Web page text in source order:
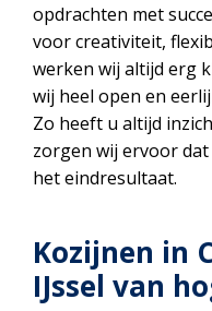
opdrachten met
voor creativiteit,
werken wij altijd erg
wij heel open en
Zo heeft u altijd
zorgen wij ervoor
het eindresultaat.
Kozijnen in
IJssel van